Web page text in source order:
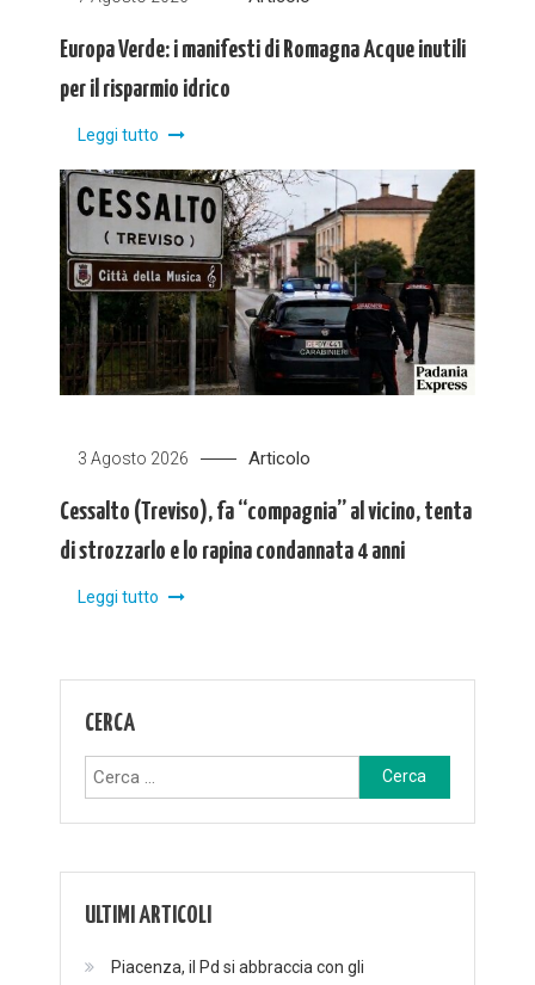
Europa Verde: i manifesti di Romagna Acque inutili
per il risparmio idrico
Leggi tutto
3 Agosto 2026 Articolo
Cessalto (Treviso), fa “compagnia” al vicino, tenta
di strozzarlo e lo rapina condannata 4 anni
Leggi tutto
CERCA
Ricerca
per:
ULTIMI ARTICOLI
Piacenza, il Pd si abbraccia con gli